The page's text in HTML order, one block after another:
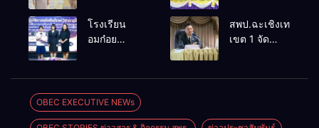
กำลังใจใน
การจัดการ
อนุบาลอรุณ
รังษี
โรงเรียน
ขนาดเล็กด้วย
ปัญญา
โรงเรียน
อมก๋อย
คว้ารางวัล
ชนะเลิศและ
สพป.ฉะเชิงเทรา
เขต 1 จัด
OBEC EXECUTIVE NEWs